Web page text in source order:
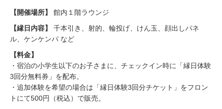
【開催場所】
館内１階ラウンジ
【縁日内容】
千本引き、射的、輪投げ、けん玉、顔出しパネ
ル、ケンケンパ など
【料金】
・宿泊の小学生以下のお子さまに、チェックイン時に「縁日体験
3回分無料券」を配布。
・追加体験を希望の場合は「縁日体験3回分チケット」をフロン
トにて500円（税込）で販売。